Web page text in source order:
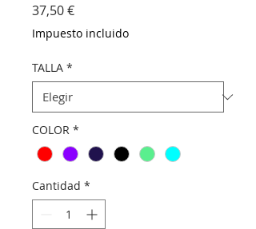
37,50 €Precio
Impuesto incluido
TALLA *
COLOR *
Cantidad *